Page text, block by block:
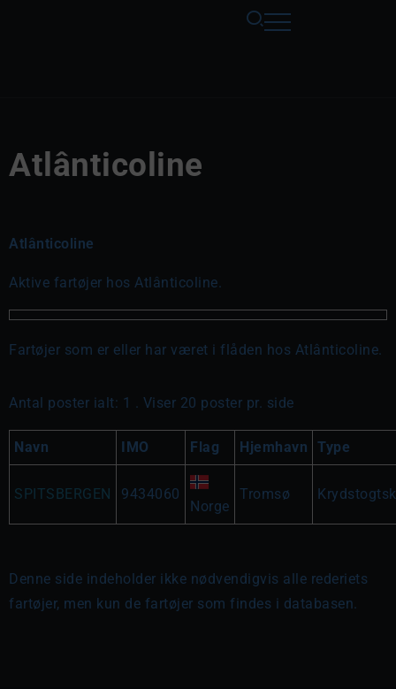
Atlânticoline
Atlânticoline
Aktive fartøjer hos Atlânticoline.
Fartøjer som er eller har været i flåden hos Atlânticoline.
Antal poster ialt: 1 . Viser 20 poster pr. side
Navn IMO Flag Hjemhavn Type
SPITSBERGEN 9434060
Norge
Tromsø
Denne side indeholder ikke nødvendigvis alle rederiets
fartøjer, men kun de fartøjer som findes i databasen.